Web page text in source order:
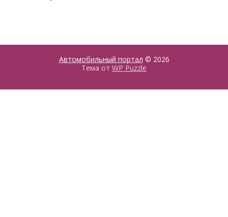
Автомобильный портал © 2026
Тема от WP Puzzle